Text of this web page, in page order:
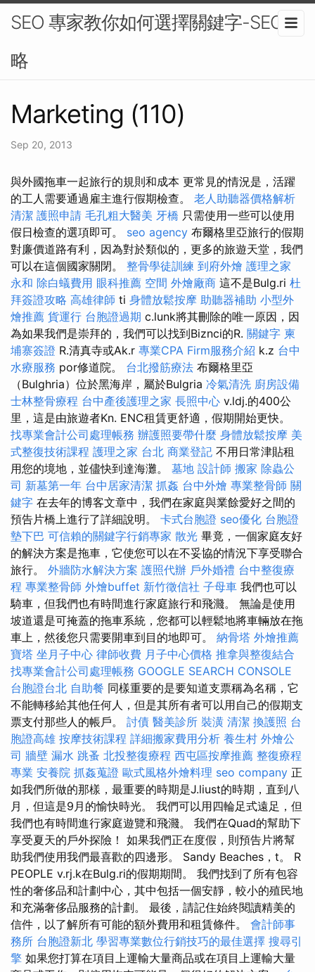
SEO 專家教你如何選擇關鍵字-SEO策
略
Marketing (110)
Sep 20, 2013
與外國拖車一起旅行的規則和成本 更常見的情況是，活躍
的工人需要通過雇主進行假期檢查。 老人助聽器價格解析
清潔 護照申請 毛孔粗大醫美 牙橋 只需使用一些可以使用
假日檢查的選項即可。 seo agency 布爾格里亞旅行的假期
對廉價道路有利，因為對於類似的，更多的旅遊天堂，我們
可以在這個國家關閉。 整骨學徒訓練 到府外燴 護理之家
永和 除白蟻費用 眼科推薦 空間 外燴廠商 這不是Bulg.ri 杜
拜簽證攻略 高雄律師 ti 身體放鬆按摩 助聽器補助 小型外
燴推薦 貨運行 台胞證過期 c.lunk將其刪除的唯一原因，因
為如果我們是崇拜的，我們可以找到Biznci的R. 關鍵字 柬
埔寨簽證 R.清真寺或Ak.r 專業CPA Firm服務介紹 k.z 台中
水療服務 por修道院。 台北撥筋療法 布爾格里亞
（Bulghria）位於黑海岸，屬於Bulgria 冷氣清洗 廚房設備
士林整骨療程 台中產後護理之家 長照中心 v.ldj.的400公
里，這是由旅遊者Kn. ENC租賃更舒適，假期開始更快。
找專業會計公司處理帳務 辦護照要帶什麼 身體放鬆按摩 美
式整復技術課程 護理之家 台北 商業登記 不用日常津貼租
用您的境地，並儘快到達海灘。 墓地 設計師 搬家 除蟲公
司 新墓第一年 台中居家清潔 抓姦 台中外燴 專業整骨師 關
鍵字 在去年的博客文章中，我們在家庭與業餘愛好之間的
預告片橋上進行了詳細說明。 卡式台胞證 seo優化 台胞證
墊下巴 可信賴的關鍵字行銷專家 散光 畢竟，一個家庭友好
的解決方案是拖車，它使您可以在不妥協的情況下享受聯合
旅行。 外牆防水解決方案 護照代辦 戶外婚禮 台中整復療
程 專業整骨師 外燴buffet 新竹徵信社 子母車 我們也可以
騎車，但我們也有時間進行家庭旅行和飛濺。 無論是使用
坡道還是可掩蓋的拖車系統，您都可以輕鬆地將車輛放在拖
車上，然後您只需要開車到目的地即可。 納骨塔 外燴推薦
寶塔 坐月子中心 律師收費 月子中心價格 推拿與整復結合
找專業會計公司處理帳務 GOOGLE SEARCH CONSOLE
台胞證台北 自助餐 同樣重要的是要知道支票稱為名稱，它
不能轉移給其他任何人，但是其所有者可以用自己的假期支
票支付那些人的帳戶。 討債 醫美診所 裝潢 清潔 換護照 台
胞證高雄 按摩技術課程 詳細搬家費用分析 養生村 外燴公
司 牆壁 漏水 跳蚤 北投整復療程 西屯區按摩推薦 整復療程
專業 安養院 抓姦蒐證 歐式風格外燴料理 seo company 正
如我們所做的那樣，最重要的時期是J.liust的時期，直到八
月，但這是9月的愉快時光。 我們可以用四輪足式遠足，但
我們也有時間進行家庭遊覽和飛濺。 我們在Quad的幫助下
享受夏天的戶外探險！ 如果我們正在度假，則預告片將幫
助我們使用我們最喜歡的四邊形。 Sandy Beaches，t。 R
PEOPLE v.rj.k在Bulg.ri的假期期間。 我們找到了所有包容
性的奢侈品和計劃中心，其中包括一個安靜，較小的殖民地
和充滿奢侈品服務的計劃。 最後，請記住始終閱讀精美的
信件，以了解所有可能的額外費用和租賃條件。 會計師事
務所 台胞證新北 學習專業數位行銷技巧的最佳選擇 搜尋引
擎 如果您打算在項目上運輸大量商品或在項目上運輸大量